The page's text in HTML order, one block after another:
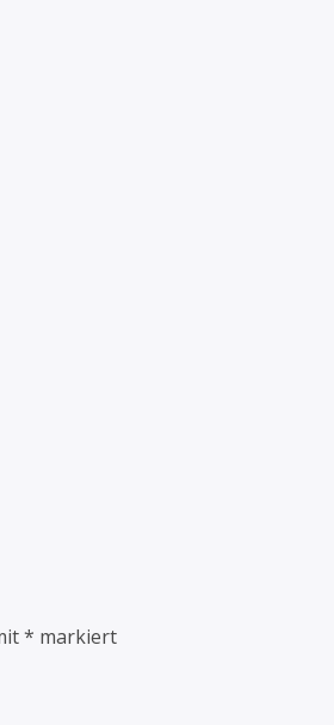
* markiert